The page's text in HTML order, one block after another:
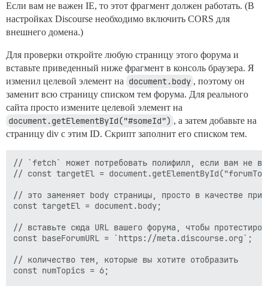
Если вам не важен IE, то этот фрагмент должен работать. (В
настройках Discourse необходимо включить CORS для
внешнего домена.)
Для проверки откройте любую страницу этого форума и
вставьте приведенный ниже фрагмент в консоль браузера. Я
изменил целевой элемент на document.body , поэтому он
заменит всю страницу списком тем форума. Для реального
сайта просто измените целевой элемент на
document.getElementById("#someId") , а затем добавьте на
страницу div с этим ID. Скрипт заполнит его списком тем.
// `fetch` может потребовать полифилл, если вам не
// const targetEl =
// это заменяет body страницы, просто в качестве
const targetEl = document.body;
// вставьте сюда URL вашего форума, чтобы
const baseForumURL = `https://meta.discourse.org`;
// количество тем, которые вы хотите отобразить
const numTopics = 6;